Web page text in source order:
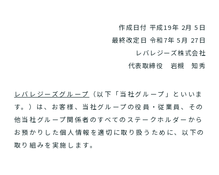
作成日付 平成19年 2月 5日
最終改定日 令和7年 5月 27日
レバレジーズ株式会社
代表取締役 岩槻 知秀
レバレジーズグループ
（以下「当社グループ」といいま
す。）は、お客様、当社グループの役員・従業員、その
他当社グループ関係者のすべてのステークホルダーから
お預かりした個人情報を適切に取り扱うために、以下の
取り組みを実施します。